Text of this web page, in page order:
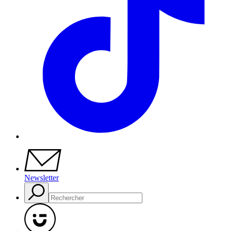
Newsletter